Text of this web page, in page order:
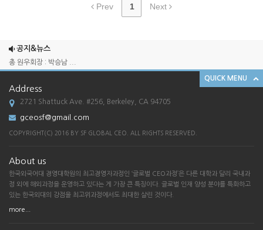
Prev 1 Next
공지&뉴스
2024 송년회
총 원우회장 : 박승남 ...
2025 송년회
2024 송년회
[한국외대 경영대학원 G-CEO SF총원우회 송...
QUICK MENU
Address
2721 Shattuck Ave. #256, Berkeley, CA 94705
gceosf@gmail.com
COPYRIGHT(C) 2016 BY SF GLOBAL CEO. ALL RIGHTS RESERVED.
About us
한국외국어대 경영대학원의 최고경영자과정인 ‘글로벌 CEO과정’은 다른 대학과 달리 국내과
정 외에 해외과정을 운영하고 있다는 게 가장 큰 특징이다. 글로벌 인재 양성 분야를 특화하고
있는 한국외대의 강점을 최고위과정에서도 최대한 살린 것이다.
more...